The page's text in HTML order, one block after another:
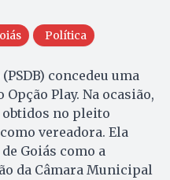
Política
concedeu uma
Play. Na ocasião,
no pleito
vereadora. Ela
Goiás como a
da Câmara Municipal